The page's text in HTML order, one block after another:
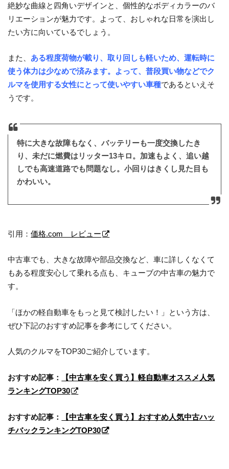
絶妙な曲線と四角いデザインと、個性的なボディカラーのバ
リエーションが魅力です。よって、おしゃれな日常を演出し
たい方に向いているでしょう。
また、 ある程度荷物が載り、取り回しも軽いため、運転時に
使う体力は少なめで済みます。よって、普段買い物などでク
ルマを使用する女性にとって使いやすい車種であるといえそ
うです。
特に大きな故障もなく、バッテリーも一度交換したき
り、未だに燃費はリッター13キロ。加速もよく、追い越
しでも高速道路でも問題なし。小回りはきくし見た目も
かわいい。
引用：価格.com レビュー
中古車でも、大きな故障や部品交換など、車に詳しくなくて
もある程度安心して乗れる点も、キューブの中古車の魅力で
す。
「ほかの軽自動車をもっと見て検討したい！」という方は、
ぜひ下記のおすすめ記事を参考にしてください。
人気のクルマをTOP30ご紹介しています。
おすすめ記事：
【中古車を安く買う】軽自動車オススメ人気
ランキングTOP30
おすすめ記事：
【中古車を安く買う】おすすめ人気中古ハッ
チバックランキングTOP30